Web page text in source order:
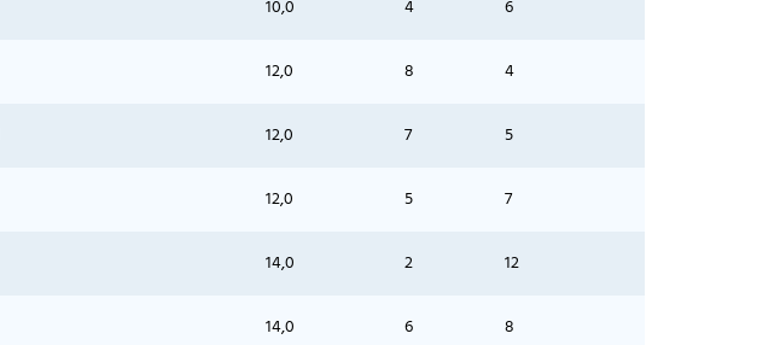
10,0 4 6
12,0 8 4
12,0 7 5
12,0 5 7
14,0 2 12
14,0 6 8